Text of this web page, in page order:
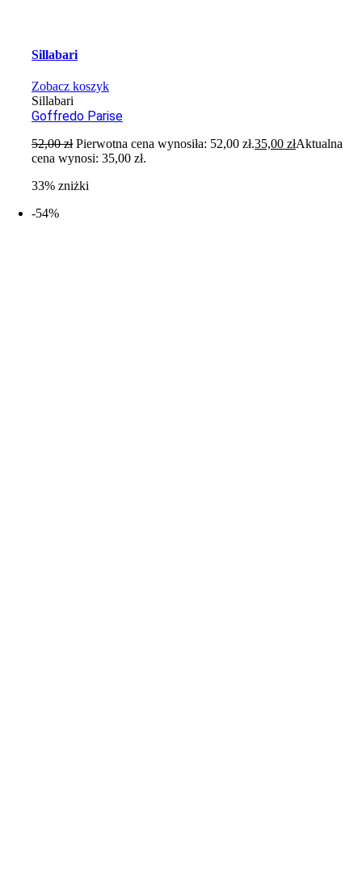
Sillabari
Zobacz koszyk
Sillabari
Goffredo Parise
52,00zł Pierwotna cena wynosiła: 52,00 zł.35,00złAktualna
cena wynosi: 35,00 zł.
33% zniżki
-54%